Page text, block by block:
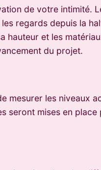
de votre intimité.
regards depuis la
hauteur et les
du projet.
mesurer les niveaux
seront mises en place